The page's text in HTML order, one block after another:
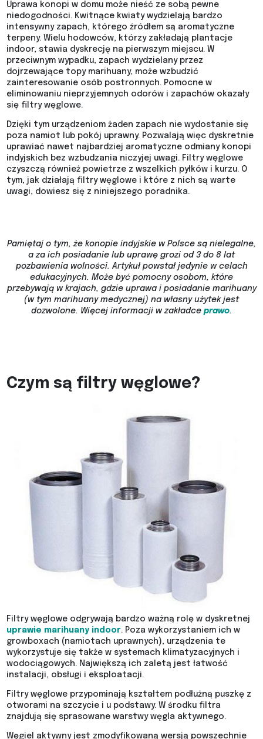
Uprawa konopi w domu może nieść ze sobą pewne
niedogodności. Kwitnące kwiaty wydzielają bardzo
intensywny zapach, którego źródłem są aromatyczne
terpeny. Wielu hodowców, którzy zakładają plantacje
indoor, stawia dyskrecję na pierwszym miejscu. W
przeciwnym wypadku, zapach wydzielany przez
dojrzewające topy marihuany, może wzbudzić
zainteresowanie osób postronnych. Pomocne w
eliminowaniu nieprzyjemnych odorów i zapachów okazały
się filtry węglowe.
Dzięki tym urządzeniom żaden zapach nie wydostanie się
poza namiot lub pokój uprawny. Pozwalają więc dyskretnie
uprawiać nawet najbardziej aromatyczne odmiany konopi
indyjskich bez wzbudzania niczyjej uwagi. Filtry węglowe
czyszczą również powietrze z wszelkich pyłków i kurzu. O
tym, jak działają filtry węglowe i które z nich są warte
uwagi, dowiesz się z niniejszego poradnika.
Pamiętaj o tym, że konopie indyjskie w Polsce są nielegalne,
a za ich posiadanie lub uprawę grozi od 3 do 8 lat
pozbawienia wolności. Artykuł powstał jedynie w celach
edukacyjnych. Może być pomocny osobom, które
przebywają w krajach, gdzie uprawa i posiadanie marihuany
(w tym marihuany medycznej) na własny użytek jest
dozwolone. Więcej informacji w zakładce prawo.
Czym są filtry węglowe?
Filtry węglowe odgrywają bardzo ważną rolę w dyskretnej
uprawie marihuany indoor. Poza wykorzystaniem ich w
growboxach (namiotach uprawnych), urządzenia te
wykorzystuje się także w systemach klimatyzacyjnych i
wodociągowych. Największą ich zaletą jest łatwość
instalacji, obsługi i eksploatacji.
Filtry węglowe przypominają kształtem podłużną puszkę z
otworami na szczycie i u podstawy. W środku filtra
znajdują się sprasowane warstwy węgla aktywnego.
Węgiel aktywny jest zmodyfikowaną wersją powszechnie